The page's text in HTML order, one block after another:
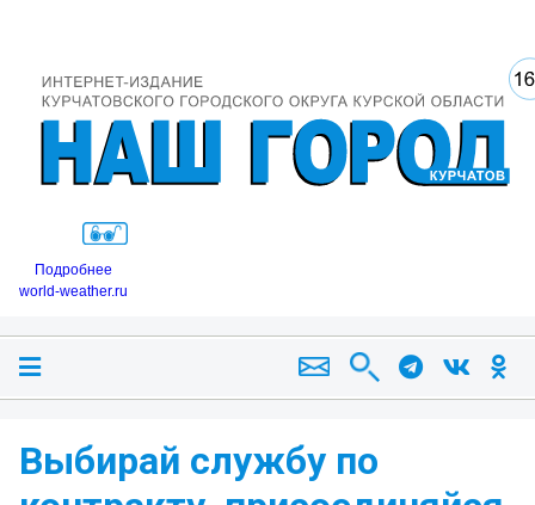
Подробнее
world-weather.ru
Выбирай службу по